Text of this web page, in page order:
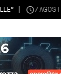
7 AGOSTO 2026